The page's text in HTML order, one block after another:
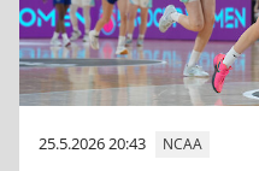
25.5.2026 20:43 NCAA